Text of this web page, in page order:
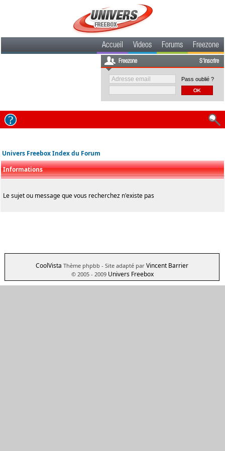
Accueil Videos Forums Freezone
Freezone S'inscrire
Pass oublié ?
Univers Freebox Index du Forum
Informations
Le sujet ou message que vous recherchez n'existe pas
CoolVista Thème phpbb - Site adapté par Vincent Barrier
© 2005 - 2009 Univers Freebox